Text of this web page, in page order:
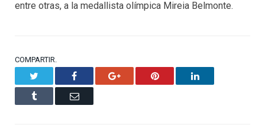
entre otras, a la medallista olímpica Mireia Belmonte.
COMPARTIR.
Facebook Google+ Pinterest LinkedIn
Tumblr Email